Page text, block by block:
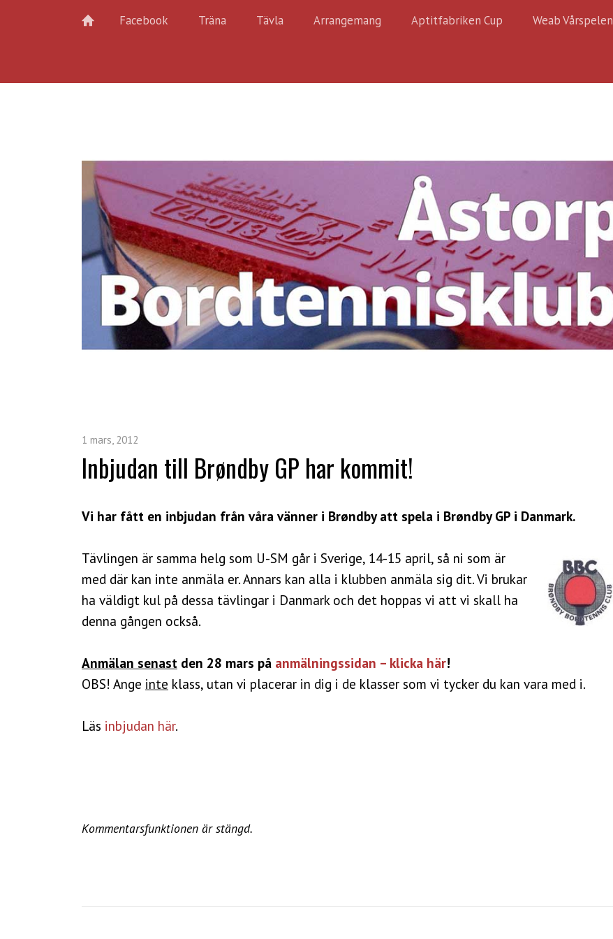
Facebook Träna Tävla Arrangemang Aptitfabriken Cup Weab Vårspelen
1 mars, 2012
Inbjudan till Brøndby GP har kommit!
Vi har fått en inbjudan från våra vänner i Brøndby att spela i Brøndby GP i Danmark.
Tävlingen är samma helg som U-SM går i Sverige, 14-15 april, så ni som är
med där kan inte anmäla er. Annars kan alla i klubben anmäla sig dit. Vi brukar
ha väldigt kul på dessa tävlingar i Danmark och det hoppas vi att vi skall ha
denna gången också.
Anmälan senast den 28 mars på anmälningssidan – klicka här!
OBS! Ange inte klass, utan vi placerar in dig i de klasser som vi tycker du kan vara med i.
Läs inbjudan här.
Kommentarsfunktionen är stängd.